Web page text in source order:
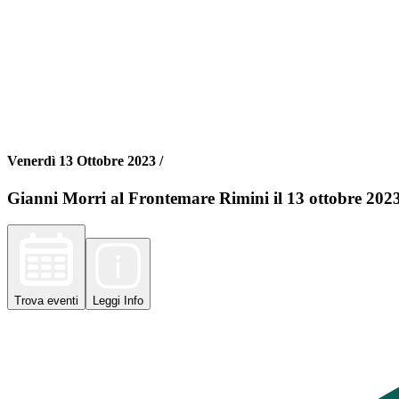
Venerdì 13 Ottobre 2023 /
Gianni Morri al Frontemare Rimini il 13 ottobre
Trova eventi Leggi Info